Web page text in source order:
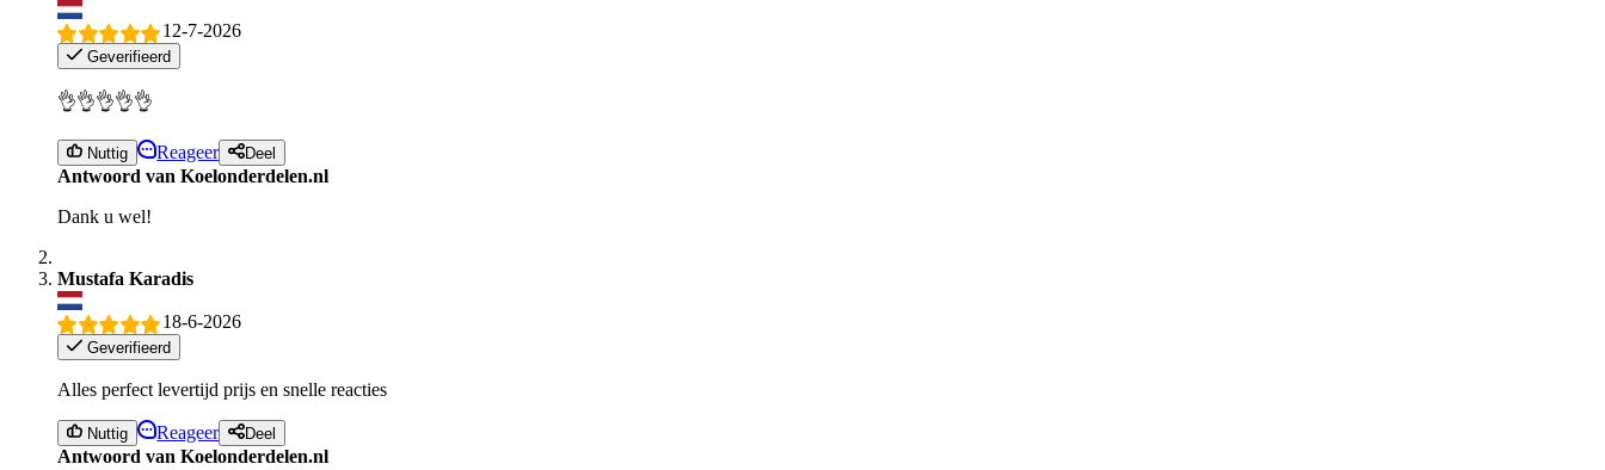
12-7-2026
Geverifieerd
👌👌👌👌👌
Nuttig Reageer Deel
Antwoord van Koelonderdelen.nl
Dank u wel!
Mustafa Karadis
18-6-2026
Geverifieerd
Alles perfect levertijd prijs en snelle reacties
Nuttig Reageer Deel
Antwoord van Koelonderdelen.nl